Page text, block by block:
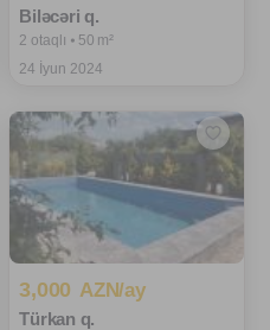
Biləcəri q.
2 otaqlı ⦁ 50 m²
24 İyun 2024
3,000 AZN/ay
Türkan q.